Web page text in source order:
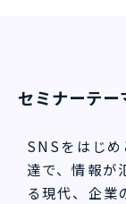
セミナーテー
SNSをはじ
達で、情報が
る現代、企業